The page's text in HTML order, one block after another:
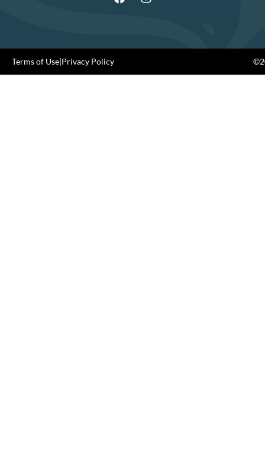
Terms of Use|Privacy Policy